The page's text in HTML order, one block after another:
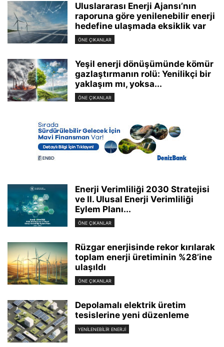
Uluslararası Enerji Ajansı’nın
raporuna göre yenilenebilir enerji
hedefine ulaşmada eksiklik var
ÖNE ÇIKANLAR
Yeşil enerji dönüşümünde kömür
gazlaştırmanın rolü: Yenilikçi bir
yaklaşım mı, yoksa...
ÖNE ÇIKANLAR
Enerji Verimliliği 2030 Stratejisi
ve II. Ulusal Enerji Verimliliği
Eylem Planı...
ÖNE ÇIKANLAR
Rüzgar enerjisinde rekor kırılarak
toplam enerji üretiminin %28’ine
ulaşıldı
ÖNE ÇIKANLAR
Depolamalı elektrik üretim
tesislerine yeni düzenleme
YENILENEBILIR ENERJI